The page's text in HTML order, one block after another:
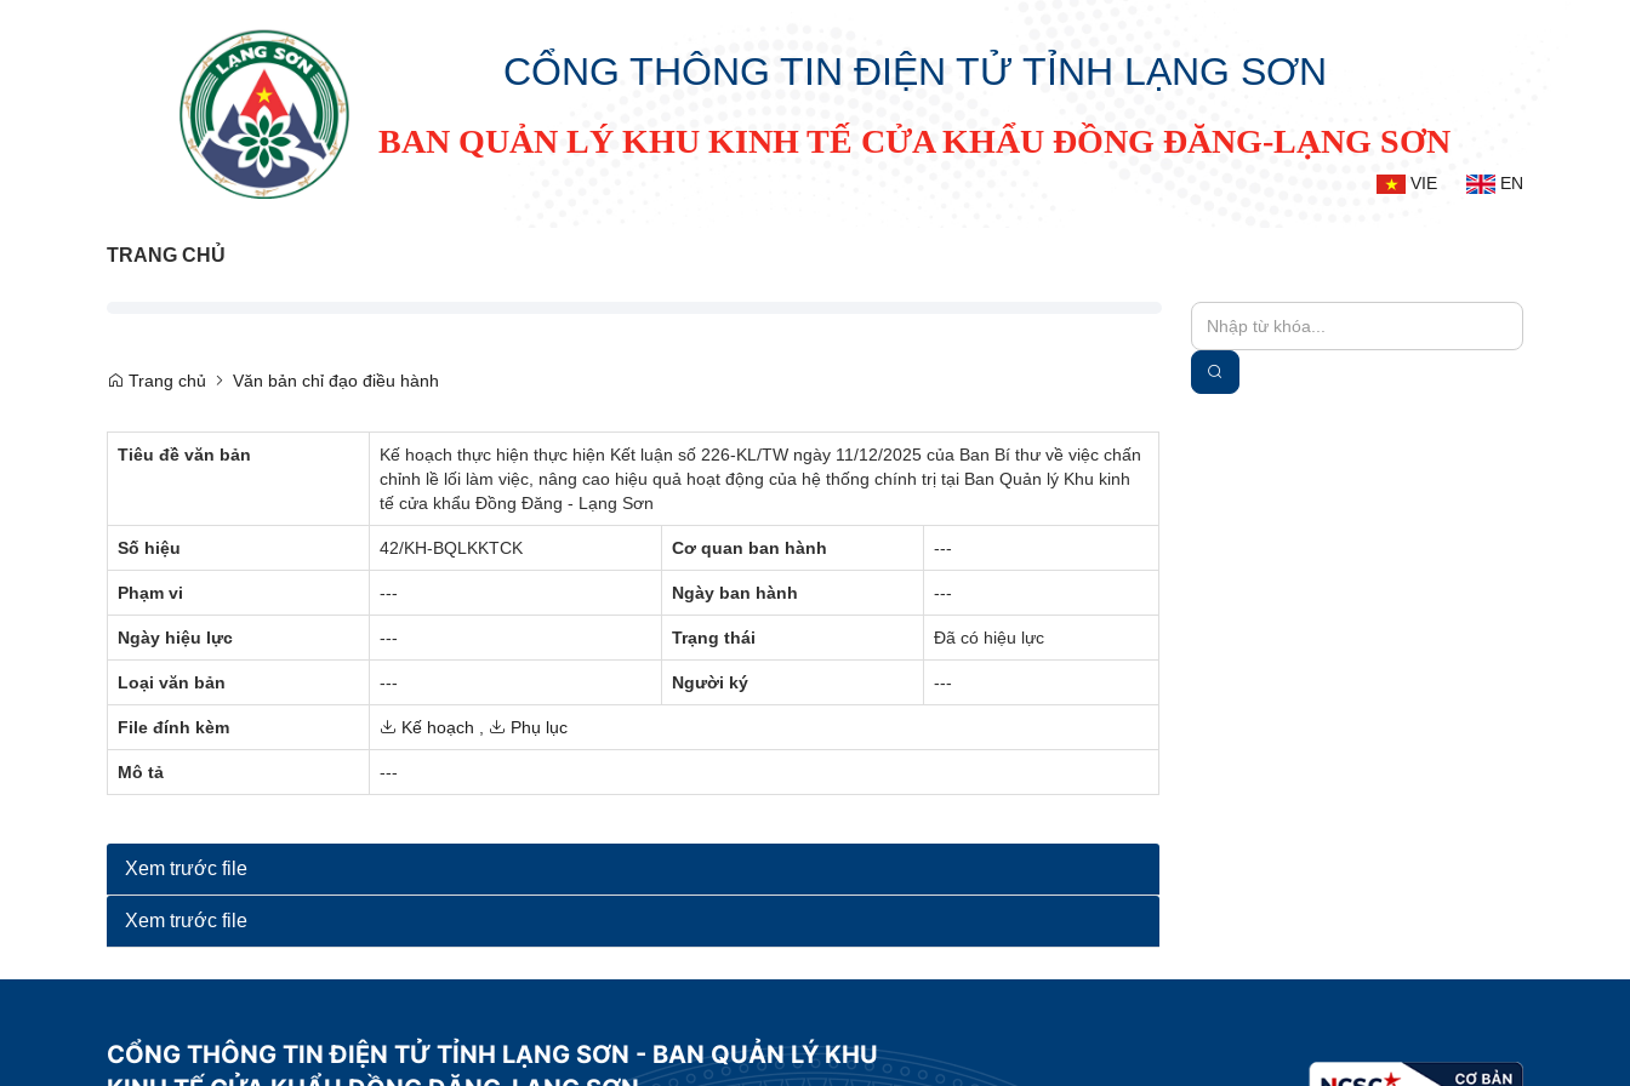
CỔNG THÔNG TIN ĐIỆN TỬ TỈNH LẠNG SƠN
BAN QUẢN LÝ KHU KINH TẾ CỬA KHẨU ĐỒNG ĐĂNG-LẠNG SƠN
VIE EN
TRANG CHỦ
Trang chủ Văn bản chỉ đạo điều hành
Tiêu đề văn bản
Kế hoạch thực hiện thực hiện Kết luận số 226-KL/TW ngày 11/12/2025 của Ban Bí thư về việc chấn
chỉnh lề lối làm việc, nâng cao hiệu quả hoạt động của hệ thống chính trị tại Ban Quản lý Khu kinh
tế cửa khẩu Đồng Đăng - Lạng Sơn
Số hiệu 42/KH-BQLKKTCK Cơ quan ban hành ---
Phạm vi --- Ngày ban hành ---
Ngày hiệu lực --- Trạng thái Đã có hiệu lực
Loại văn bản --- Người ký ---
File đính kèm Kế hoạch Phụ lục
Mô tả ---
Xem trước file
Xem trước file
CỔNG THÔNG TIN ĐIỆN TỬ TỈNH LẠNG SƠN - BAN QUẢN LÝ KHU